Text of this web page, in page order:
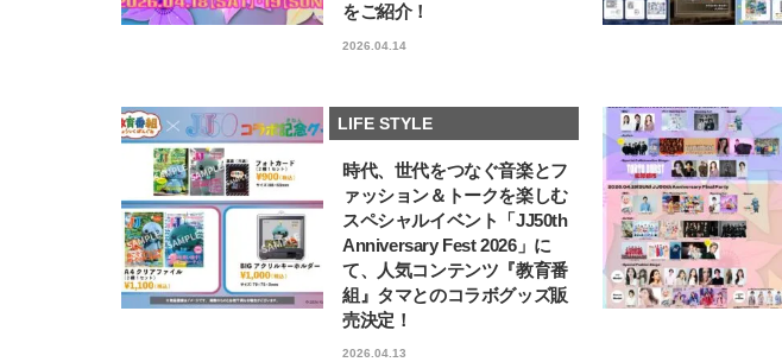
をご紹介！
2026.04.14
LIFE STYLE
時代、世代をつなぐ音楽とフ
ァッション＆トークを楽しむ
スペシャルイベント「JJ50th
Anniversary Fest 2026」に
て、人気コンテンツ『教育番
組』タマとのコラボグッズ販
売決定！
2026.04.13